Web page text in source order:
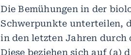
Die Bemühungen in der
Schwerpunkte unterteilen,
in den letzten Jahren durch
Diese beziehen sich auf (a)